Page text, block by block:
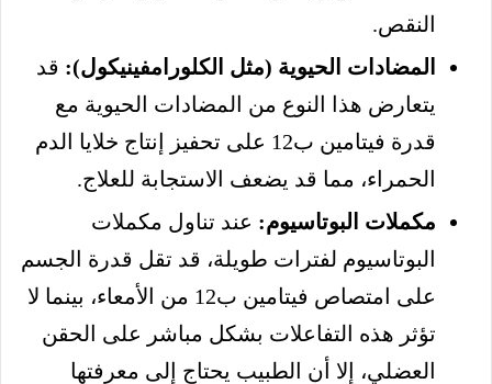
النقص.
المضادات الحيوية (مثل الكلورامفينيكول): قد
يتعارض هذا النوع من المضادات الحيوية مع
قدرة فيتامين ب12 على تحفيز إنتاج خلايا الدم
الحمراء، مما قد يضعف الاستجابة للعلاج.
مكملات البوتاسيوم: عند تناول مكملات
البوتاسيوم لفترات طويلة، قد تقل قدرة الجسم
على امتصاص فيتامين ب12 من الأمعاء، بينما لا
تؤثر هذه التفاعلات بشكل مباشر على الحقن
العضلي، إلا أن الطبيب يحتاج إلى معرفتها